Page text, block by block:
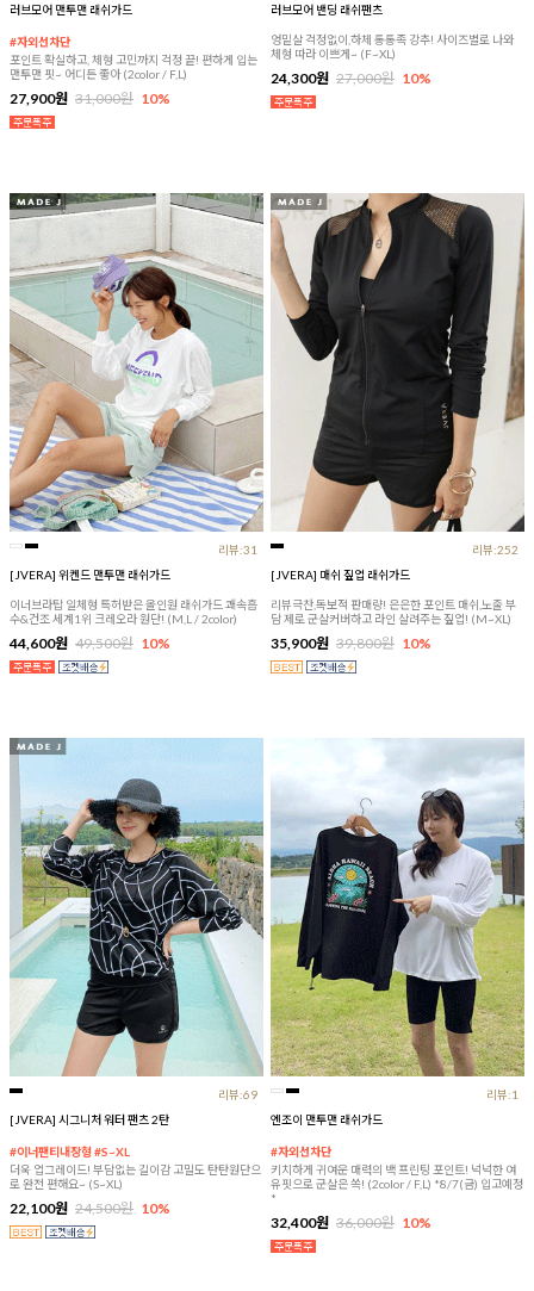
러브모어 맨투맨 래쉬가드
#자외선차단
포인트 확실하고, 체형 고민까지 걱정 끝! 편하게 입는
맨투맨 핏~ 어디든 좋아 (2color / F,L)
27,900원 31,000원 10%
러브모어 밴딩 래쉬팬츠
엉밑살 걱정없이,하체 통통족 강추! 사이즈별로 나와
체형 따라 이쁘게~ (F~XL)
24,300원 27,000원 10%
리뷰:31
[JVERA] 위켄드 맨투맨 래쉬가드
이너브라탑 일체형 특허받은 올인원 래쉬가드 쾌속흡
수&건조 세계1위 크레오라 원단! (M,L / 2color)
44,600원 49,500원 10%
리뷰:252
[JVERA] 매쉬 짚업 래쉬가드
리뷰극찬,독보적 판매량! 은은한 포인트 매쉬,노출 부
담 제로 군살커버하고 라인 살려주는 짚업! (M~XL)
35,900원 39,800원 10%
리뷰:69
[JVERA] 시그니처 워터 팬츠 2탄
#이너팬티내장형 #S~XL
더욱 업그레이드! 부담없는 길이감 고밀도 탄탄원단으
로 완전 편해요~ (S~XL)
22,100원 24,500원 10%
리뷰:1
엔조이 맨투맨 래쉬가드
#자외선차단
키치하게 귀여운 매력의 백 프린팅 포인트! 넉넉한 여
유핏으로 군살은 쏙! (2color / F,L) *8/7(금) 입고예정
*
32,400원 36,000원 10%